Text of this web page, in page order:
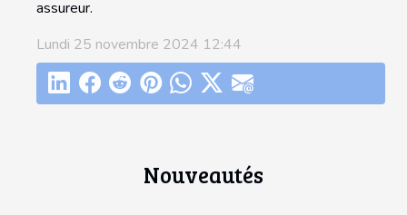
Nouveautés
assureur.
Lundi 25 novembre 2024 12:44